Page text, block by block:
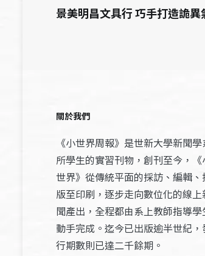
景美明昌文具行 巧手打造詭
關於我們
《小世界周報》是世新大學新聞學
所學生的實習刊物，創刊至今，《
世界》從傳統平面的採訪、編輯、
版至印刷，逐步走向數位化的線上
聞產出，全程都由系上教師指導學
動手完成。迄今已出版逾半世紀，
行期數則已達二千餘期。